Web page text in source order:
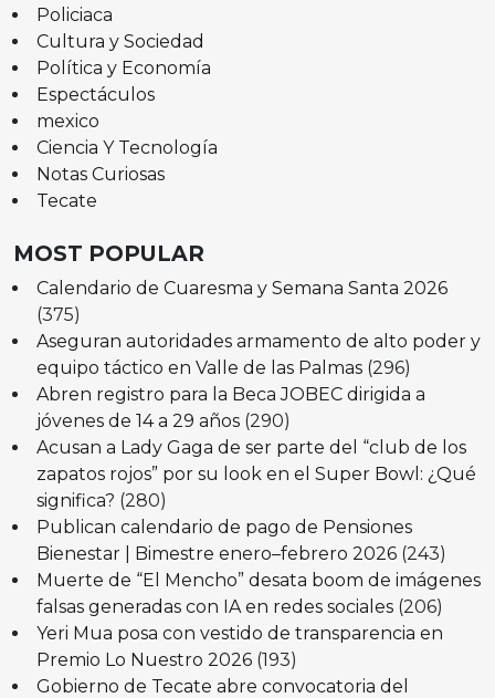
Policiaca
Cultura y Sociedad
Política y Economía
Espectáculos
mexico
Ciencia Y Tecnología
Notas Curiosas
Tecate
MOST POPULAR
Calendario de Cuaresma y Semana Santa 2026
(375)
Aseguran autoridades armamento de alto poder y
equipo táctico en Valle de las Palmas (296)
Abren registro para la Beca JOBEC dirigida a
jóvenes de 14 a 29 años (290)
Acusan a Lady Gaga de ser parte del “club de los
zapatos rojos” por su look en el Super Bowl: ¿Qué
significa? (280)
Publican calendario de pago de Pensiones
Bienestar | Bimestre enero–febrero 2026 (243)
Muerte de “El Mencho” desata boom de imágenes
falsas generadas con IA en redes sociales (206)
Yeri Mua posa con vestido de transparencia en
Premio Lo Nuestro 2026 (193)
Gobierno de Tecate abre convocatoria del